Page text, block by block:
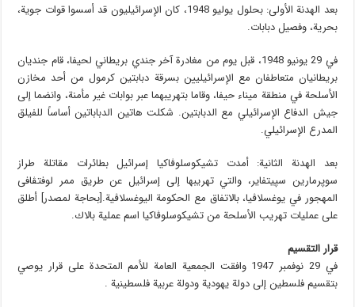
بعد الهدنة الأولى: بحلول يوليو 1948، كان الإسرائيليون قد أسسوا قوات جوية،
بحرية، وفصيل دبابات.
في 29 يونيو 1948، قبل يوم من مغادرة آخر جندي بريطاني لحيفا، قام جنديان
بريطانيان متعاطفان مع الإسرائيليين بسرقة دبابتين كرمول من أحد مخازن
الأسلحة في منطقة ميناء حيفا، وقاما بتهريبهما عبر بوابات غير مأمنة، وانضما إلى
جيش الدفاع الإسرائيلي مع الدبابتين. شكلت هاتين الدباباتين أساساً للفيلق
المدرع الإسرائيلي.
بعد الهدنة الثانية: أمدت تشيكوسلوڤاكيا إسرائيل بطائرات مقاتلة طراز
سوپرمارين سپيتفاير، والتي تهريبها إلى إسرائيل عن طريق ممر لوفتڤافى
المهجور في يوغسلاڤيا، بالاتفاق مع الحكومة اليوغسلاڤية.[بحاجة لمصدر] أطلق
على عمليات تهريب الأسلحة من تشيكوسلوڤاكيا اسم عملية بالاك.
قرار التقسيم
في 29 نوفمبر 1947 وافقت الجمعية العامة للأمم المتحدة على قرار يوصي
بتقسيم فلسطين إلى دولة يهودية ودولة عربية فلسطينية .